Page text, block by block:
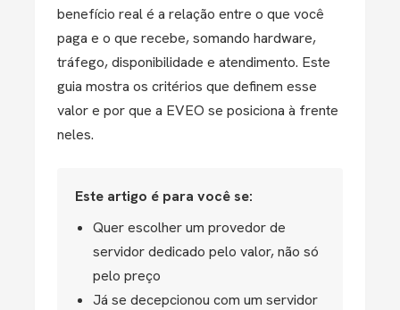
benefício real é a relação entre o que você
paga e o que recebe, somando hardware,
tráfego, disponibilidade e atendimento. Este
guia mostra os critérios que definem esse
valor e por que a EVEO se posiciona à frente
neles.
Este artigo é para você se:
Quer escolher um provedor de
servidor dedicado pelo valor, não só
pelo preço
Já se decepcionou com um servidor